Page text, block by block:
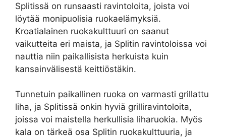
Splitissä on runsaasti ravintoloita, joista voi
löytää monipuolisia ruokaelämyksiä.
Kroatialainen ruokakulttuuri on saanut
vaikutteita eri maista, ja Splitin ravintoloissa voi
nauttia niin paikallisista herkuista kuin
kansainvälisestä keittiöstäkin.
Tunnetuin paikallinen ruoka on varmasti grillattu
liha, ja Splitissä onkin hyviä grilliravintoloita,
joissa voi maistella herkullisia liharuokia. Myös
kala on tärkeä osa Splitin ruokakulttuuria, ja